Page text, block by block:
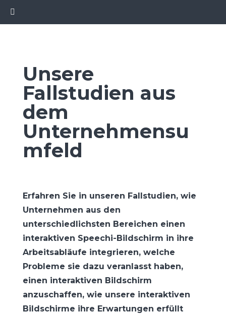
Unsere
Fallstudien aus
dem
Unternehmensu
mfeld
Erfahren Sie in unseren Fallstudien, wie
Unternehmen aus den
unterschiedlichsten Bereichen einen
interaktiven Speechi-Bildschirm in ihre
Arbeitsabläufe integrieren, welche
Probleme sie dazu veranlasst haben,
einen interaktiven Bildschirm
anzuschaffen, wie unsere interaktiven
Bildschirme ihre Erwartungen erfüllt